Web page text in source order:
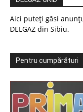
Aici puteți găsi
DELGAZ din Sibiu.
Pentru cumpărături